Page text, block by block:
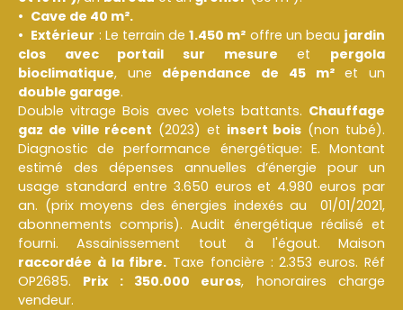
Cave de 40 m².
Extérieur : Le terrain de1.450 m² offre un beau jardin
clos avec portail sur mesure et pergola
bioclimatique, une dépendance de 45 m²et un
double garage.
Double vitrage Bois avec volets battants. Chauffage
gaz de ville récent (2023) et insert bois (non tubé).
Diagnostic de performance énergétique: E. Montant
estimé des dépenses annuelles d’énergie pour un
usage standard entre 3.650 euros et 4.980 euros par
an. (prix moyens des énergies indexés au 01/01/2021,
abonnements compris). Audit énergétique réalisé et
fourni. Assainissement tout à l'égout. Maison
raccordée à la fibre. Taxe foncière : 2.353 euros. Réf
OP2685. Prix : 350.000 euros, honoraires charge
vendeur.